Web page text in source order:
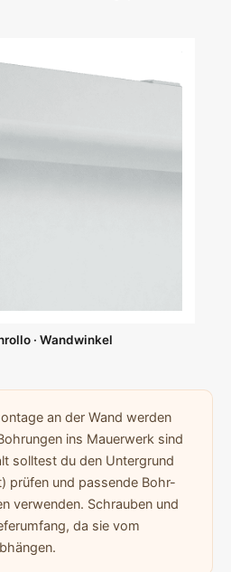
· Wandwinkel
an der Wand werden
ins Mauerwerk sind
solltest du den Untergrund
prüfen und passende Bohr-
verwenden. Schrauben und
da sie vom